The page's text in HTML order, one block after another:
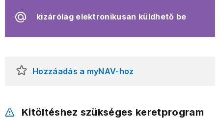
kizárólag elektronikusan küldhető be
Hozzáadás a myNAV-hoz
Kitöltéshez szükséges keretprogram